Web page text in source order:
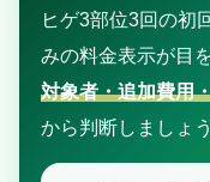
ヒゲ3部位3回の初
みの料金表示が目
対象者・追加費用
から判断しましょう